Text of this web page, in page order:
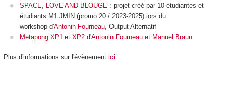
SPACE, LOVE AND BLOUGE : projet créé par 10 étudiantes et
étudiants M1 JMIN (promo 20 / 2023-2025) lors du
workshop d'Antonin Fourneau , Output Alternatif
Metapong XP1 et XP2 d'Antonin Fourneau et Manuel Braun
Plus d'informations sur l'évènement ici.